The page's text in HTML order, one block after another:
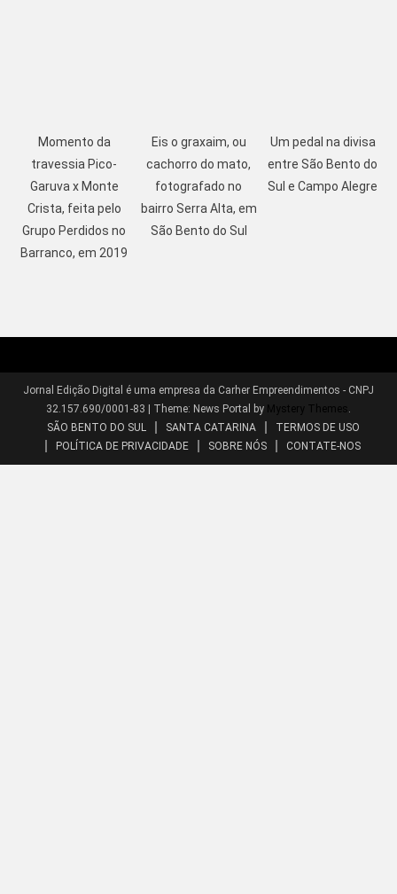
Momento da
travessia Pico-
Garuva x Monte
Crista, feita pelo
Grupo Perdidos no
Barranco, em 2019
Eis o graxaim, ou
cachorro do mato,
fotografado no
bairro Serra Alta, em
São Bento do Sul
Um pedal na divisa
entre São Bento do
Sul e Campo Alegre
Jornal Edição Digital é uma empresa da Carher Empreendimentos - CNPJ
32.157.690/0001-83
Theme: News Portal by Mystery Themes .
SÃO BENTO DO SUL
SANTA CATARINA
TERMOS DE USO
POLÍTICA DE PRIVACIDADE
SOBRE NÓS CONTATE-NOS